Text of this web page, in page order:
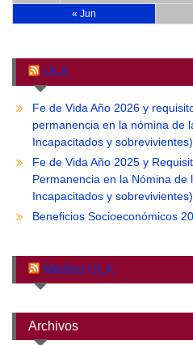
« Jun
ULA
Fe de Vida Año 2026 y
permanencia en la nómina de
Incapacitados y sobrevivientes)
Fe de Vida Año 2025 y
Permanencia en la Nómina de
Incapacitados y sobrevivientes)
Beneficios Socioeconómicos
Medios ULA
Archivos